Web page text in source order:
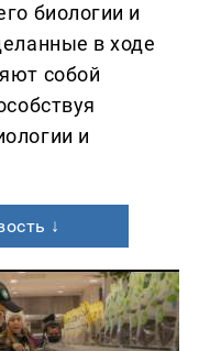
биологии и
в ходе
собой
и
↓